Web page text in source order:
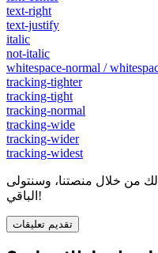
text-right
text-justify
italic
not-italic
whitespace-normal /
tracking-tighter
tracking-tight
tracking-normal
tracking-wide
tracking-wider
tracking-widest
من خلال منصتنا، وسنتولى
الباقي!
تقديم تعليقات